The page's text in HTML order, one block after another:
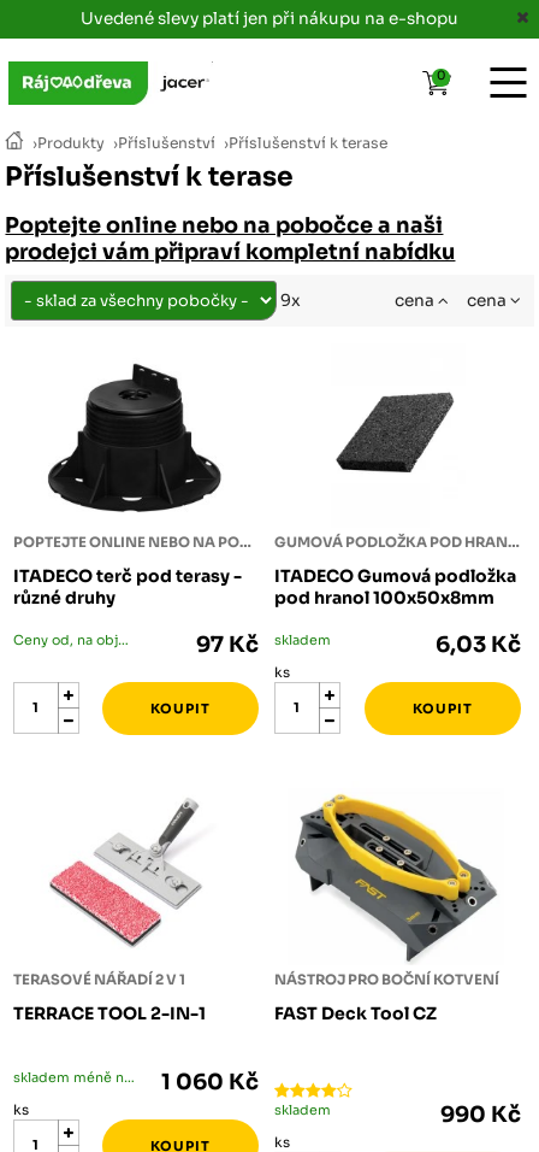
Uvedené slevy platí jen při nákupu na e-shopu
›Produkty ›Příslušenství ›Příslušenství k terase
Příslušenství k terase
Poptejte online nebo na pobočce a naši
prodejci vám připraví kompletní nabídku
9x cena cena
POPTEJTE ONLINE NEBO NA POBOČCE
ITADECO terč pod terasy -
různé druhy
Ceny od, na objednání 97 Kč
GUMOVÁ PODLOŽKA POD HRANOLY
ITADECO Gumová podložka
pod hranol 100x50x8mm
skladem 6,03 Kč
ks
TERASOVÉ NÁŘADÍ 2 V 1
TERRACE TOOL 2-IN-1
skladem méně než 5 ks 1 060 Kč
ks
NÁSTROJ PRO BOČNÍ KOTVENÍ
FAST Deck Tool CZ
skladem 990 Kč
ks
0